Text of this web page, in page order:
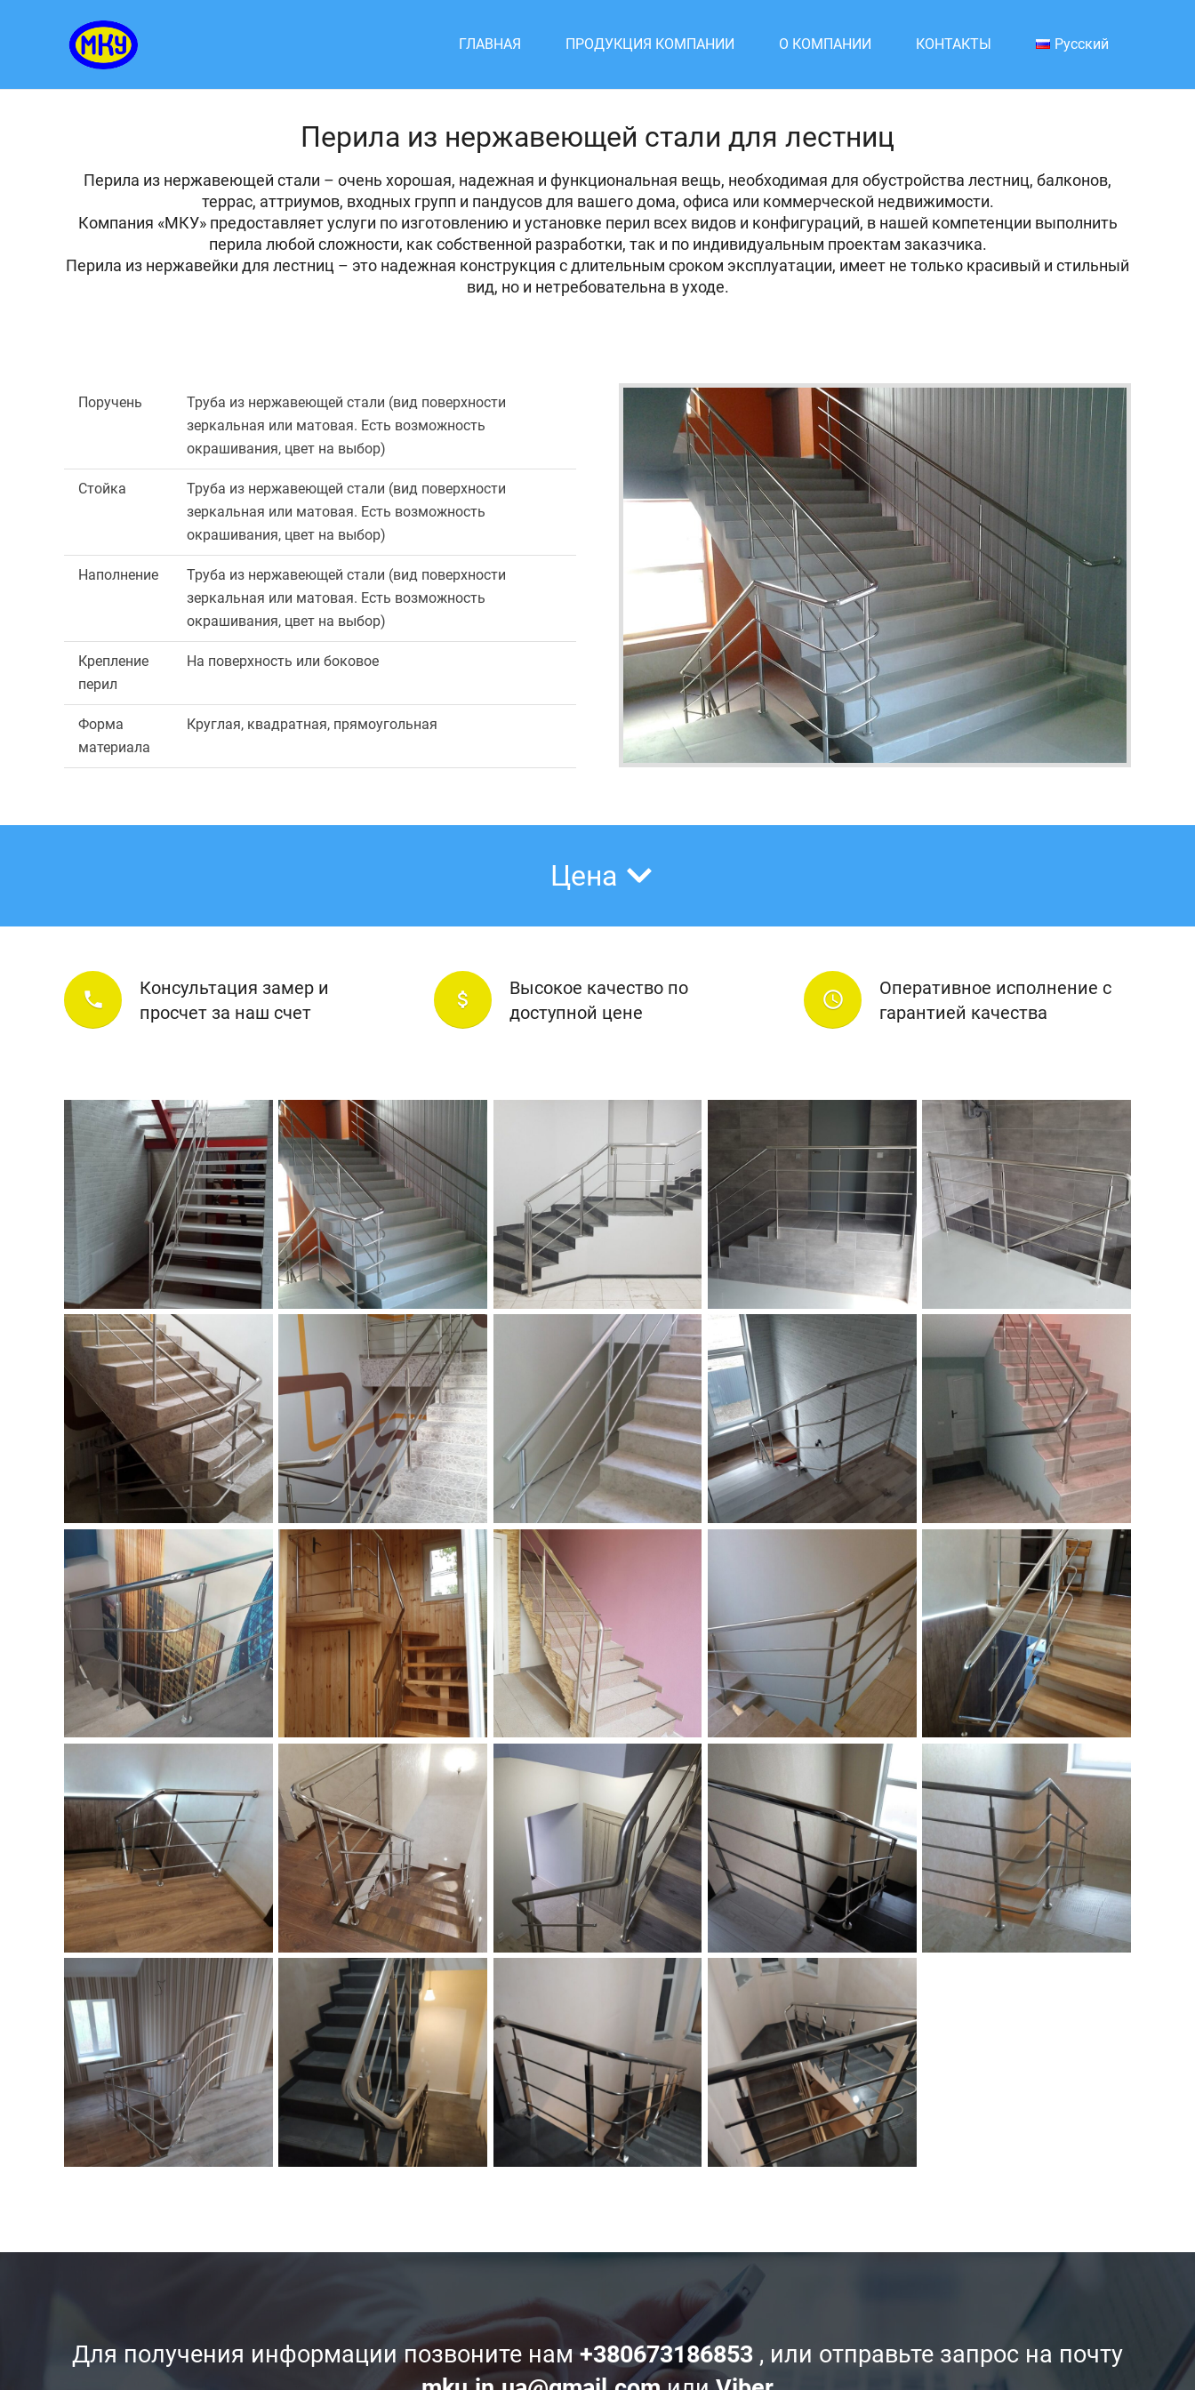
ГЛАВНАЯ ПРОДУКЦИЯ КОМПАНИИ О КОМПАНИИ КОНТАКТЫ Русский
Перила из нержавеющей стали для лестниц
Перила из нержавеющей стали – очень хорошая, надежная и функциональная вещь, необходимая для обустройства лестниц, балконов,
террас, аттриумов, входных групп и пандусов для вашего дома, офиса или коммерческой недвижимости.
Компания «МКУ» предоставляет услуги по изготовлению и установке перил всех видов и конфигураций, в нашей компетенции выполнить
перила любой сложности, как собственной разработки, так и по индивидуальным проектам заказчика.
Перила из нержавейки для лестниц – это надежная конструкция с длительным сроком эксплуатации, имеет не только красивый и стильный
вид, но и нетребовательна в уходе.
Поручень
Труба из нержавеющей стали (вид поверхности
зеркальная или матовая. Есть возможность
окрашивания, цвет на выбор)
Стойка
Труба из нержавеющей стали (вид поверхности
зеркальная или матовая. Есть возможность
окрашивания, цвет на выбор)
Наполнение
Труба из нержавеющей стали (вид поверхности
зеркальная или матовая. Есть возможность
окрашивания, цвет на выбор)
Крепление
перил
На поверхность или боковое
Форма
материала
Круглая, квадратная, прямоугольная
Цена
phone
Консультация замер и
просчет за наш счет
attach_money
Высокое качество по
доступной цене
access_time
Оперативное исполнение с
гарантией качества
Для получения информации позвоните нам +380673186853 , или отправьте запрос на почту